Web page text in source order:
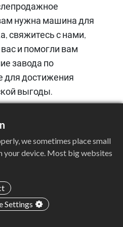
нужна машина для
свяжитесь с нами,
и помогли вам
завода по
для достижения
выгоды.
we sometimes place small
your device. Most big websites
Settings